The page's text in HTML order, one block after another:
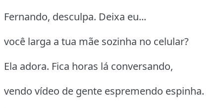
Fernando, desculpa. Deixa eu...
você larga a tua mãe sozinha no celular?
Ela adora. Fica horas lá conversando,
vendo vídeo de gente espremendo espinha.